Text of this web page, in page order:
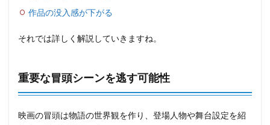
作品の没入感が下がる
それでは詳しく解説していきますね。
重要な冒頭シーンを逃す可能性
映画の冒頭は物語の世界観を作り、登場人物や舞台設定を紹